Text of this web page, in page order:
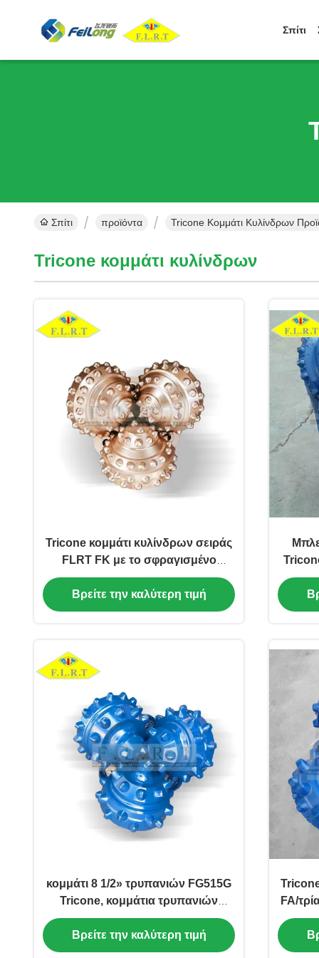
Σπίτι
Σπίτι προϊόντα Tricone Κομμάτι Κυλίνδρων
Tricone κομμάτι κυλίνδρων
Tricone κομμάτι κυλίνδρων σειράς
FLRT FK με το σφραγισμένο
δροσισμένο αέρας ρουλεμάν
κυλίνδρων
Βρείτε την καλύτερη τιμή
7/8»
κομμάτι 8 1/2» τρυπανιών FG515G
Tricone, κομμάτια τρυπανιών
φρεατίων νερού API-7-1 πρότυπα
Βρείτε την καλύτερη τιμή
FA/